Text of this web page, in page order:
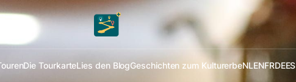
Die TourkarteLies den BlogGeschichten zum KulturerbeNLENFRDEES